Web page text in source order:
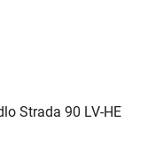
Strada 90 LV-HE